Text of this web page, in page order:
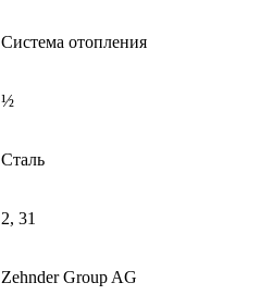
Система отопления
½
Сталь
2, 31
Zehnder Group AG